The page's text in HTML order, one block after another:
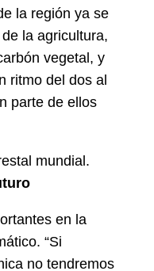
la región ya se
la agricultura,
vegetal, y
ritmo del dos al
parte de ellos
en la
“Si
no tendremos